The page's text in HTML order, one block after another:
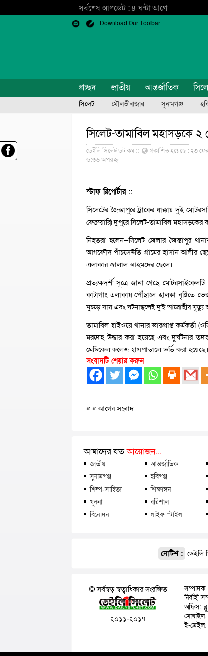
সর্বশেষ আপডেট : ৪ ঘন্টা আগে
Download Our Toolbar
প্রচ্ছদ জাতীয় আন্তর্জাতিক
সিলেট মৌলভীবাজার সুনামগঞ্জ
সিলেট-তামাবিল মহাসড়কে
ডেইলি সিলেট ডট কম ::
প্রকাশিত হয়েছে : ২৩
৬:৩৬ অপরাহ্ন
স্টাফ রিপোর্টার ::
সিলেটের জৈন্তাপুরে ট্রাকের ধাক্কায় দুই
ফেব্রুয়ারি) দুপুরে সিলেট-তামাবিল মহাসড়কের
নিহতরা হলেন—সিলেট জেলার জৈন্তাপুর
আগফৌদ পাঁচসেউতি গ্রামের হাসান আলীর
এলাকার জালাল আহমদের ছেলে।
প্রত্যক্ষদর্শী সূত্রে জানা গেছে,
কাটাগাং এলাকায় পৌঁছালে হালকা বৃষ্টিতে
মুচড়ে যায় এবং ঘটনাস্থলেই দুই আরোহীর মৃত্যু
তামাবিল হাইওয়ে থানার ভারপ্রাপ্ত কর্মকর্তা
মরদেহ উদ্ধার করা হয়েছে এবং দুর্ঘটনার
মেডিকেল কলেজ হাসপাতালে ভর্তি করা হয়েছে।
সংবাদটি শেয়ার করুন
« «আগের সংবাদ
আমাদের যতআয়োজন...
জাতীয় আন্তর্জাতিক
সুনামগঞ্জ
হবিগঞ্জ
শিল্প-সাহিত্য
শিক্ষাঙ্গন
খুলনা
বরিশাল
বিনোদন
লাইফ স্টাইল
নোটিশ : ডেইলি
© সর্বস্বত্ব স্বত্বাধিকার সংরক্ষিত
২০১১-২০১৭
সম্পাদক
নির্বাহী
অফিস: ব্লু
ই-